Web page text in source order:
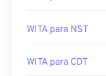
WITA para NST
WITA para CDT